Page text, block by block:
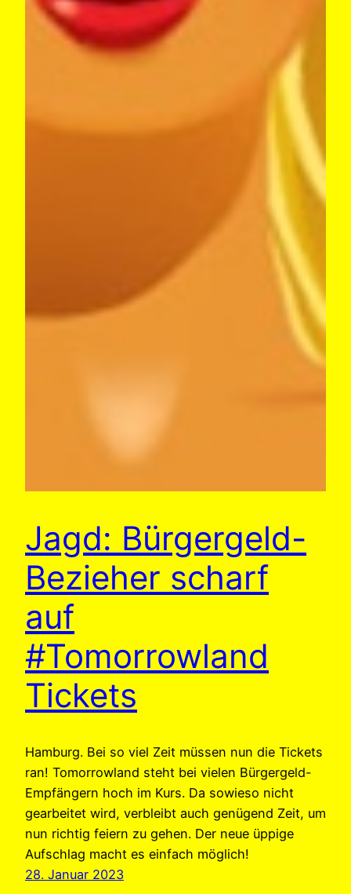
Jagd: Bürgergeld-
Bezieher scharf
auf
#Tomorrowland
Tickets
Hamburg. Bei so viel Zeit müssen nun die Tickets
ran! Tomorrowland steht bei vielen Bürgergeld-
Empfängern hoch im Kurs. Da sowieso nicht
gearbeitet wird, verbleibt auch genügend Zeit, um
nun richtig feiern zu gehen. Der neue üppige
Aufschlag macht es einfach möglich!
28. Januar 2023